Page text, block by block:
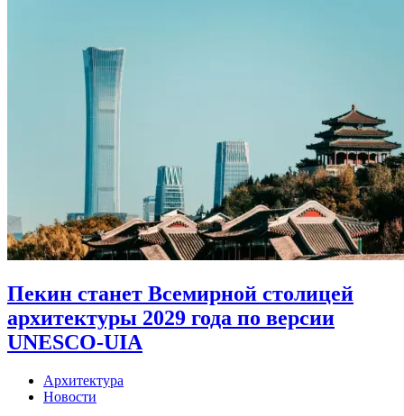
Пекин станет Всемирной столицей
архитектуры 2029 года по версии
UNESCO-UIA
Архитектура
Новости